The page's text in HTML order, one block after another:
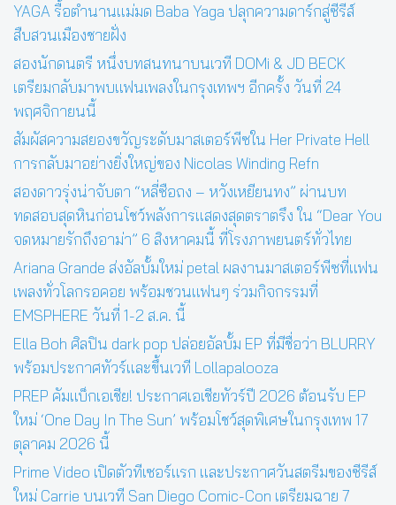
YAGA รื้อตำนานแม่มด Baba Yaga ปลุกความดาร์กสู่ซีรีส์
สืบสวนเมืองชายฝั่ง
สองนักดนตรี หนึ่งบทสนทนาบนเวที DOMi & JD BECK
เตรียมกลับมาพบแฟนเพลงในกรุงเทพฯ อีกครั้ง วันที่ 24
พฤศจิกายนนี้
สัมผัสความสยองขวัญระดับมาสเตอร์พีซใน Her Private Hell
การกลับมาอย่างยิ่งใหญ่ของ Nicolas Winding Refn
สองดาวรุ่งน่าจับตา “หลี่ซือถง – หวังเหยียนทง” ผ่านบท
ทดสอบสุดหินก่อนโชว์พลังการแสดงสุดตราตรึง ใน “Dear You
จดหมายรักถึงอาม่า” 6 สิงหาคมนี้ ที่โรงภาพยนตร์ทั่วไทย
Ariana Grande ส่งอัลบั้มใหม่ petal ผลงานมาสเตอร์พีซที่แฟน
เพลงทั่วโลกรอคอย พร้อมชวนแฟนๆ ร่วมกิจกรรมที่
EMSPHERE วันที่ 1-2 ส.ค. นี้
Ella Boh ศิลปิน dark pop ปล่อยอัลบั้ม EP ที่มีชื่อว่า BLURRY
พร้อมประกาศทัวร์และขึ้นเวที Lollapalooza
PREP คัมแบ็กเอเชีย! ประกาศเอเชียทัวร์ปี 2026 ต้อนรับ EP
ใหม่ ‘One Day In The Sun’ พร้อมโชว์สุดพิเศษในกรุงเทพ 17
ตุลาคม 2026 นี้
Prime Video เปิดตัวทีเซอร์แรก และประกาศวันสตรีมของซีรีส์
ใหม่ Carrie บนเวที San Diego Comic-Con เตรียมฉาย 7